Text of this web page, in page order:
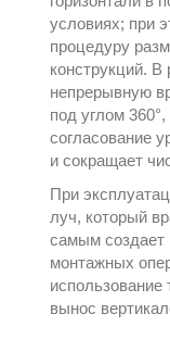
условиях; при
процедуру
конструкций.
непрерывную
под углом
согласование
и сокращает
При
луч, который
самым создает
монтажных
использование
вынос